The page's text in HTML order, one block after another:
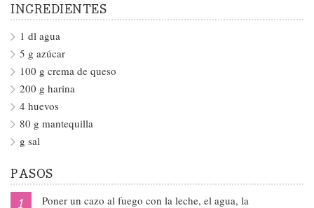
INGREDIENTES
1 dl agua
5 g azúcar
100 g crema de queso
200 g harina
4 huevos
80 g mantequilla
g sal
PASOS
Poner un cazo al fuego con la leche, el agua, la